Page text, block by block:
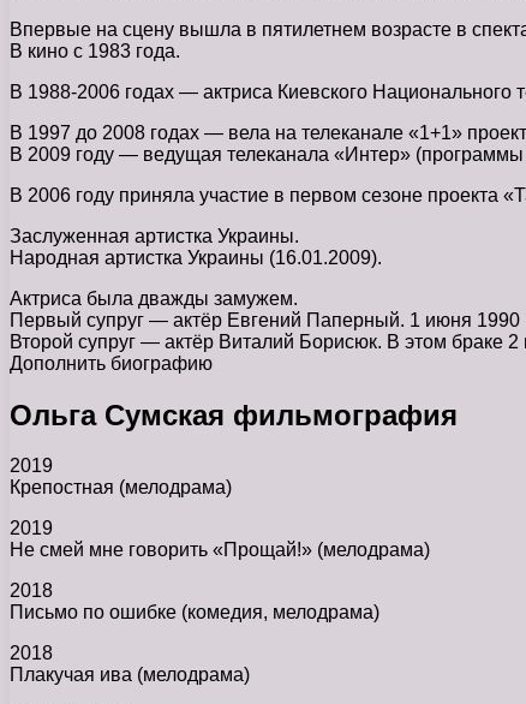
Впервые на сцену вышла в пятилетнем возрасте в
В кино с 1983 года.
В 1988-2006 годах — актриса Киевского Национального
В 1997 до 2008 годах — вела на телеканале «1+1»
В 2009 году — ведущая телеканала «Интер»
В 2006 году приняла участие в первом сезоне проекта
Заслуженная артистка Украины.
Народная артистка Украины (16.01.2009).
Актриса была дважды замужем.
Первый супруг — актёр Евгений Паперный. 1 июня 1990
Второй супруг — актёр Виталий Борисюк. В этом браке
Дополнить биографию
Ольга Сумская фильмография
2019
Крепостная (мелодрама)
2019
Не смей мне говорить «Прощай!» (мелодрама)
2018
Письмо по ошибке (комедия, мелодрама)
2018
Плакучая ива (мелодрама)